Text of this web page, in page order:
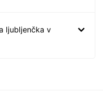
ljubljenčka v